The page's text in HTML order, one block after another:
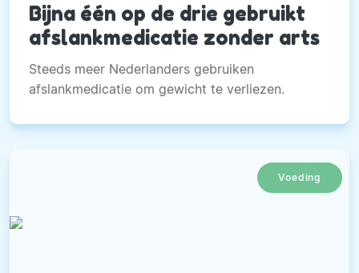
Bijna één op de drie gebruikt
afslankmedicatie zonder arts
Steeds meer Nederlanders gebruiken
afslankmedicatie om gewicht te verliezen.
Voeding